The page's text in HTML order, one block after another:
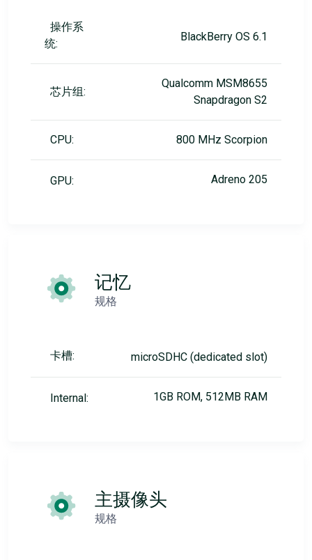
操作系
统:
BlackBerry OS 6.1
芯片组:
Qualcomm MSM8655
Snapdragon S2
CPU: 800 MHz Scorpion
GPU: Adreno 205
记忆
规格
卡槽: microSDHC (dedicated slot)
Internal: 1GB ROM, 512MB RAM
主摄像头
规格